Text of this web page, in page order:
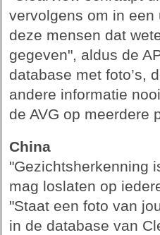
vervolgens om in
deze mensen dat
gegeven", aldus de
database met foto’s,
andere informatie
de AVG op meerdere
China
"Gezichtsherkenning
mag loslaten op
"Staat een foto van
in de database van